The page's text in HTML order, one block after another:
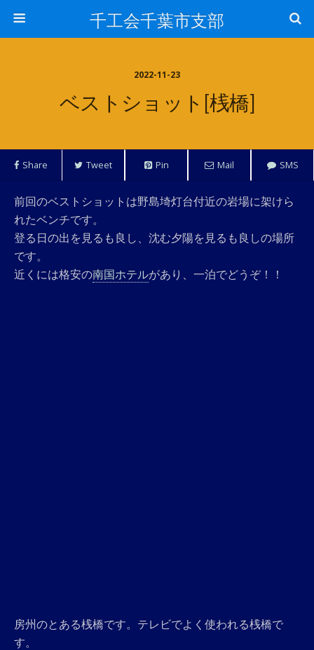
千工会千葉市支部
2022-11-23
ベストショット[桟橋]
Share Tweet Pin Mail SMS
前回のベストショットは野島埼灯台付近の岩場に架けら
れたベンチです。
登る日の出を見るも良し、沈む夕陽を見るも良しの場所
です。
近くには格安の南国ホテルがあり、一泊でどうぞ！！
房州のとある桟橋です。テレビでよく使われる桟橋で
す。